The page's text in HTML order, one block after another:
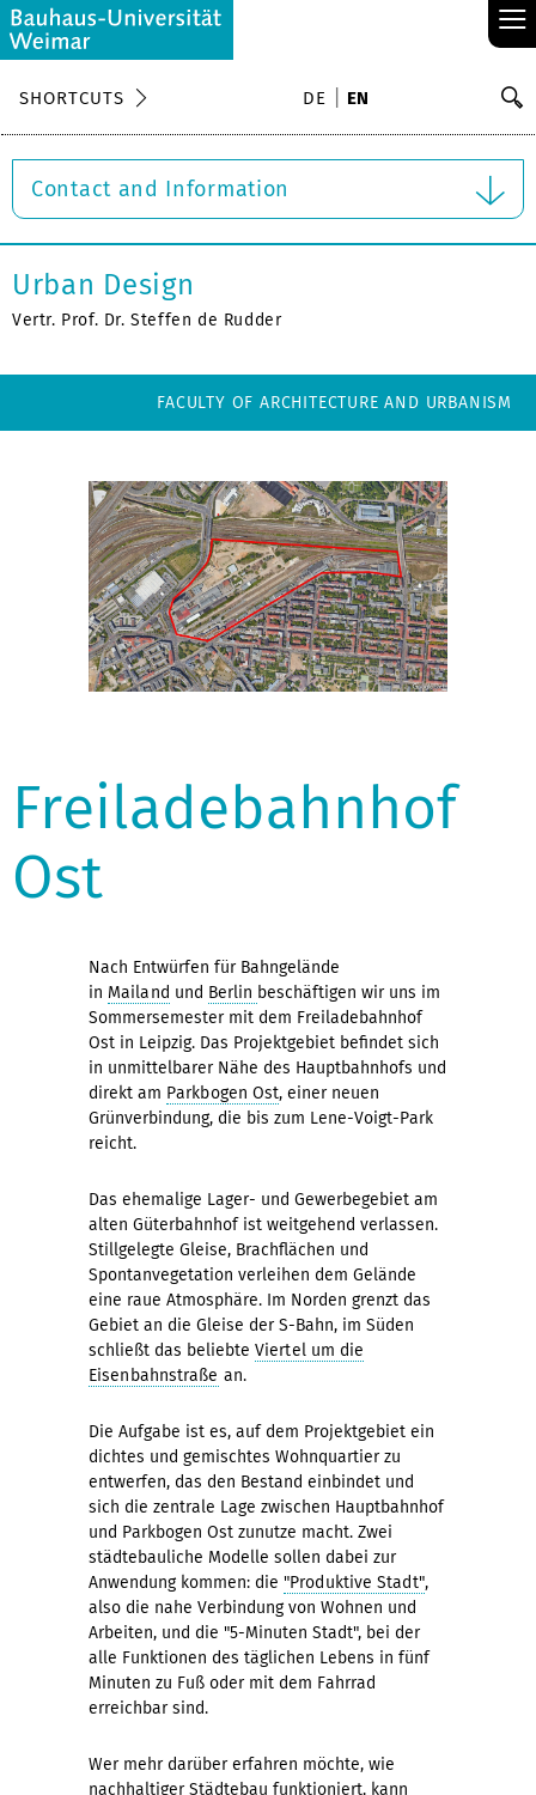
≡
SHORTCUTS DE EN
Contact and Information
Urban Design
Vertr. Prof. Dr. Steffen de Rudder
FACULTY OF ARCHITECTURE AND URBANISM
Freiladebahnhof
Ost
Nach Entwürfen für Bahngelände
in Mailand und Berlin beschäftigen wir uns im
Sommersemester mit dem Freiladebahnhof
Ost in Leipzig. Das Projektgebiet befindet sich
in unmittelbarer Nähe des Hauptbahnhofs und
direkt am Parkbogen Ost, einer neuen
Grünverbindung, die bis zum Lene-Voigt-Park
reicht.
Das ehemalige Lager- und Gewerbegebiet am
alten Güterbahnhof ist weitgehend verlassen.
Stillgelegte Gleise, Brachflächen und
Spontanvegetation verleihen dem Gelände
eine raue Atmosphäre. Im Norden grenzt das
Gebiet an die Gleise der S-Bahn, im Süden
schließt das beliebte Viertel um die
Eisenbahnstraße an.
Die Aufgabe ist es, auf dem Projektgebiet ein
dichtes und gemischtes Wohnquartier zu
entwerfen, das den Bestand einbindet und
sich die zentrale Lage zwischen Hauptbahnhof
und Parkbogen Ost zunutze macht. Zwei
städtebauliche Modelle sollen dabei zur
Anwendung kommen: die "Produktive Stadt",
also die nahe Verbindung von Wohnen und
Arbeiten, und die "5-Minuten Stadt", bei der
alle Funktionen des täglichen Lebens in fünf
Minuten zu Fuß oder mit dem Fahrrad
erreichbar sind.
Wer mehr darüber erfahren möchte, wie
nachhaltiger Städtebau funktioniert, kann